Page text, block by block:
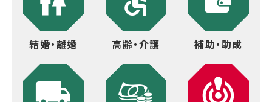
結婚・離婚 高齢・介護 補助・助成